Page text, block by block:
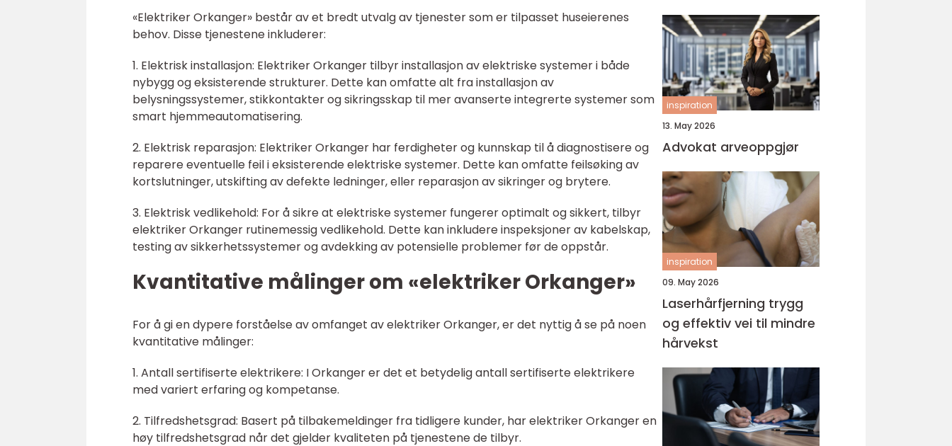
«Elektriker Orkanger» består av et bredt utvalg av tjenester som er tilpasset huseierenes
behov. Disse tjenestene inkluderer:
1. Elektrisk installasjon: Elektriker Orkanger tilbyr installasjon av elektriske systemer i både
nybygg og eksisterende strukturer. Dette kan omfatte alt fra installasjon av
belysningssystemer, stikkontakter og sikringsskap til mer avanserte integrerte systemer som
smart hjemmeautomatisering.
2. Elektrisk reparasjon: Elektriker Orkanger har ferdigheter og kunnskap til å diagnostisere og
reparere eventuelle feil i eksisterende elektriske systemer. Dette kan omfatte feilsøking av
kortslutninger, utskifting av defekte ledninger, eller reparasjon av sikringer og brytere.
3. Elektrisk vedlikehold: For å sikre at elektriske systemer fungerer optimalt og sikkert, tilbyr
elektriker Orkanger rutinemessig vedlikehold. Dette kan inkludere inspeksjoner av kabelskap,
testing av sikkerhetssystemer og avdekking av potensielle problemer før de oppstår.
Kvantitative målinger om «elektriker Orkanger»
For å gi en dypere forståelse av omfanget av elektriker Orkanger, er det nyttig å se på noen
kvantitative målinger:
1. Antall sertifiserte elektrikere: I Orkanger er det et betydelig antall sertifiserte elektrikere
med variert erfaring og kompetanse.
2. Tilfredshetsgrad: Basert på tilbakemeldinger fra tidligere kunder, har elektriker Orkanger en
høy tilfredshetsgrad når det gjelder kvaliteten på tjenestene de tilbyr.
inspiration
13. May 2026
Advokat arveoppgjør
inspiration
09. May 2026
Laserhårfjerning trygg
og effektiv vei til mindre
hårvekst